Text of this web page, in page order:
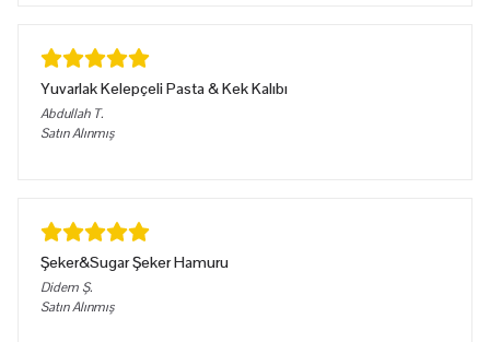
Yuvarlak Kelepçeli Pasta & Kek Kalıbı
Abdullah T.
Satın Alınmış
Şeker&Sugar Şeker Hamuru
Didem Ş.
Satın Alınmış